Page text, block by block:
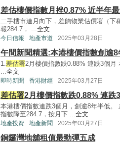
差估樓價指數月挫0.87% 近半年
二手樓市連月向下，差餉物業估價署（下
報284.7， ...全文
今日信報 地產市道 2025年03月28日
午間新聞精選:本港樓價指數創逾8
1.差估署2月樓價指數跌0.88% 連跌3個月
...全文
即時新聞 香港財經 2025年03月27日
差估署2月樓價指數跌0.88% 連跌
本港樓價指數連跌3個月，創逾8年半低
指數降至284.7，按月下 ...全文
地產投資 地產新聞 2025年03月27日
銅鑼灣地舖租值最勁彈五成